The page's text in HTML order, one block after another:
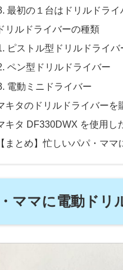
最初の１台はドリルドライ
リルドライバーの種類
ピストル型ドリルドライバ
ペン型ドリルドライバー
電動ミニドライバー
キタのドリルドライバーを
キタ DF330DWX を使用し
【まとめ】忙しいパパ・マ
ママに電動ドリ